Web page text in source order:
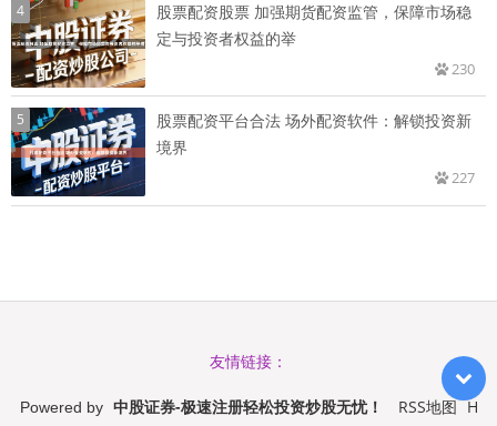
4
股票配资股票 加强期货配资监管，保障市场稳
定与投资者权益的举
230
5
股票配资平台合法 场外配资软件：解锁投资新
境界
227
友情链接：
Powered by 中股证券-极速注册轻松投资炒股无忧！ RSS地图 H